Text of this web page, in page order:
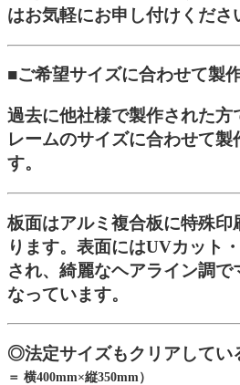
はお気軽にお申し付けくださ
■ご希望サイズに合わせて製
過去に他社様で製作された方
レームのサイズに合わせて製
す。
板面はアルミ複合板に特殊印
ります。表面にはUVカット
され、綺麗なヘアライン調で
なっています。
◎法定サイズもクリアしてい
＝ 横400mm×縦350mm）